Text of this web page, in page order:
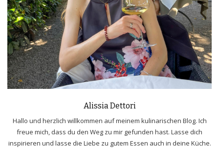
Alissia Dettori
Hallo und herzlich willkommen auf meinem kulinarischen Blog. Ich
freue mich, dass du den Weg zu mir gefunden hast. Lasse dich
inspirieren und lasse die Liebe zu gutem Essen auch in deine Küche.